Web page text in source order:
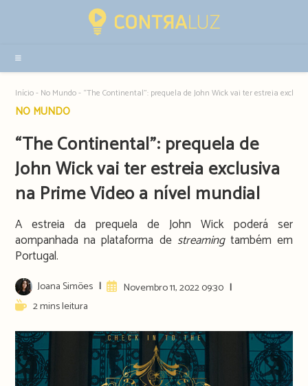
sidebar
Início- No Mundo- “The Continental”: prequela de John Wick vai ter estreia
Post
NO MUNDO
“The Continental”: prequela de
John Wick vai ter estreia exclusiva
na Prime Video a nível mundial
A estreia da prequela de John Wick poderá ser
aompanhada na plataforma de streamingtambém em
Portugal.
Post
author:
Joana Simões
ArtigoNovembro 11, 2022 09:30
Reading2 mins leitura